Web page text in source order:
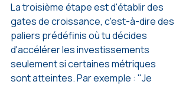
La troisième étape est d'établir des
gates de croissance, c'est-à-dire des
paliers prédéfinis où tu décides
d'accélérer les investissements
seulement si certaines métriques
sont atteintes. Par exemple : "Je